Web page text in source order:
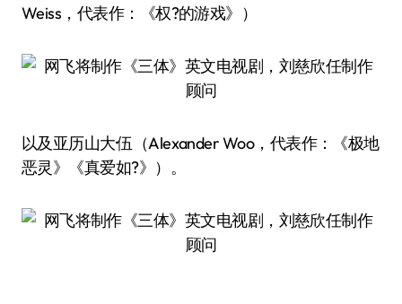
Weiss，代表作：《权?的游戏》）
以及亚历山大·伍（Alexander Woo，代表作：《极地
恶灵》《真爱如?》）。